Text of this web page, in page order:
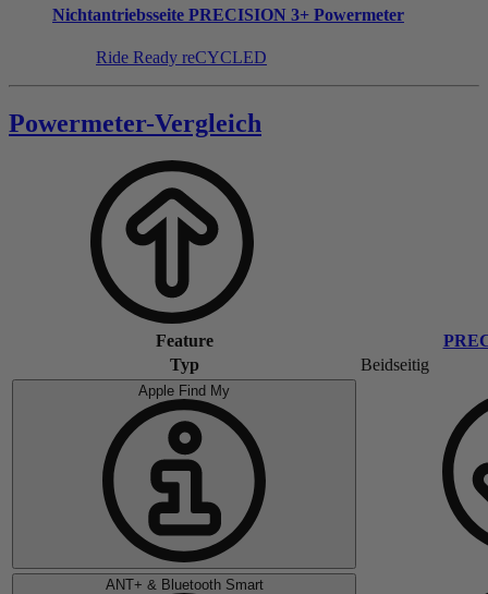
Nichtantriebsseite PRECISION 3+ Powermeter
Ride Ready reCYCLED
Powermeter-Vergleich
Feature
Typ
Beidseitig
Apple Find My
ANT+ & Bluetooth Smart